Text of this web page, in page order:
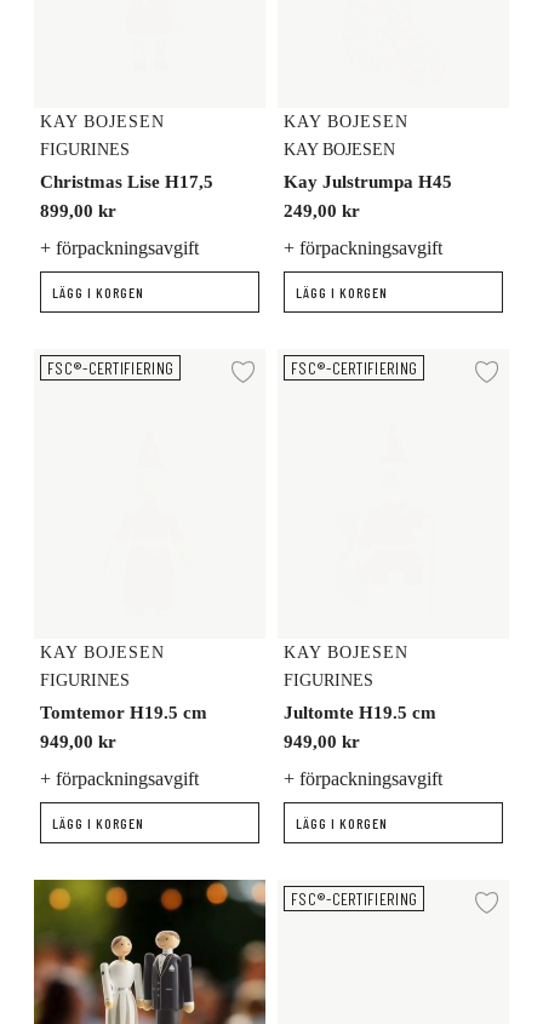
KAY BOJESEN
FIGURINES
Christmas Lise H17,5
899,00 kr
+ förpackningsavgift
LÄGG I KORGEN
KAY BOJESEN
KAY BOJESEN
Kay Julstrumpa H45
249,00 kr
+ förpackningsavgift
LÄGG I KORGEN
Tomtemor H19.5 cm
FSC®-CERTIFIERING
Lägg till i önskelista
KAY BOJESEN
FIGURINES
Tomtemor H19.5 cm
949,00 kr
+ förpackningsavgift
LÄGG I KORGEN
Jultomte H19.5 cm
FSC®-CERTIFIERING
KAY BOJESEN
FIGURINES
Jultomte H19.5 cm
949,00 kr
+ förpackningsavgift
LÄGG I KORGEN
Tomtemössa mini
FSC®-CERTIFIERING